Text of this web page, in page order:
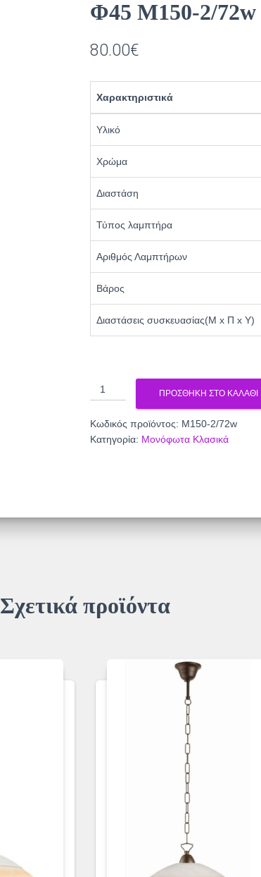
Φ45 Μ150-2/72w
80.00€
Χαρακτηριστικά
Υλικό
Χρώμα
Διαστάση
Τύπος λαμπτήρα
Αριθμός Λαμπτήρων
Βάρος
Διαστάσεις συσκευασίας(Μ x Π x Υ)
Φωτιστικό
φθορίου
ΠΡΟΣΘΉΚΗ ΣΤΟ ΚΑΛΆΘΙ
Κωδικός προϊόντος: Μ150-2/72w
Κατηγορία: Μονόφωτα Κλασικά
Σχετικά προϊόντα